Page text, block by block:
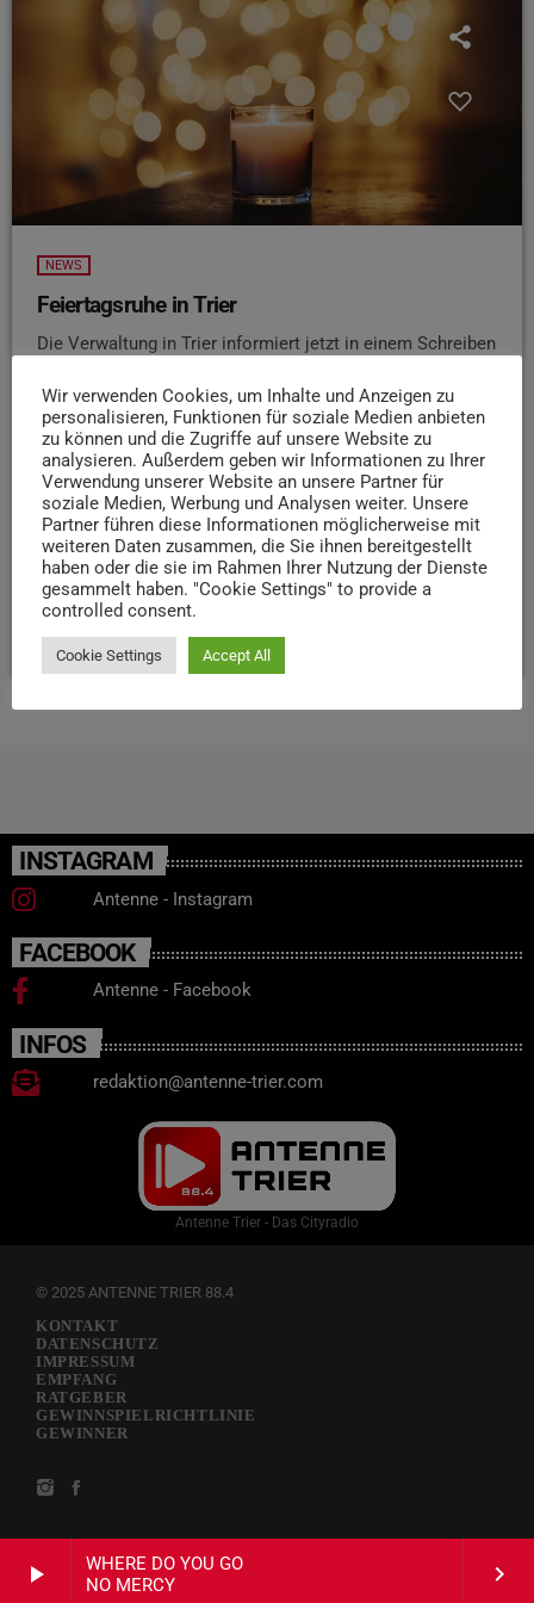
play_arrow
WHERE DO YOU GO
NO MERCY
keyboard_arrow_right
NEWS
Feiertagsruhe in Trier
Die Verwaltung in Trier informiert jetzt in einem Schreiben
Allerheiligen, Volkstrauertag, Totensonntag, Heiligabend
sowie den ersten und zweiten Weihnachtstag bittet das
Ordnungsamt um die Respektierung der Feiertagsruhe.
Bis 11 Uhr soll wie an Sonntagen alles unterlassen
werden, was die Gottesdienste stören kann. Außerdem
bestehen Einschränkungen und teilweise Verbote für
Veranstaltungen, die nicht dem religiösen Charakter
dieser Feiertage entsprechen.
INSTAGRAM
Antenne - Instagram
FACEBOOK
Antenne - Facebook
INFOS
redaktion@antenne-trier.com
Antenne Trier - Das Cityradio
© 2025 ANTENNE TRIER 88.4
KONTAKT
DATENSCHUTZ
IMPRESSUM
EMPFANG
RATGEBER
GEWINNSPIELRICHTLINIE
GEWINNER
Wir verwenden Cookies, um Inhalte und Anzeigen zu
personalisieren, Funktionen für soziale Medien anbieten
zu können und die Zugriffe auf unsere Website zu
analysieren. Außerdem geben wir Informationen zu Ihrer
Verwendung unserer Website an unsere Partner für
soziale Medien, Werbung und Analysen weiter. Unsere
Partner führen diese Informationen möglicherweise mit
weiteren Daten zusammen, die Sie ihnen bereitgestellt
haben oder die sie im Rahmen Ihrer Nutzung der Dienste
gesammelt haben. "Cookie Settings" to provide a
controlled consent.
Cookie Settings Accept All